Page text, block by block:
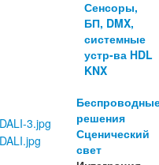
Сенсоры,
БП, DMX,
системные
устр-ва HDL
KNX
решения
Сценический
свет